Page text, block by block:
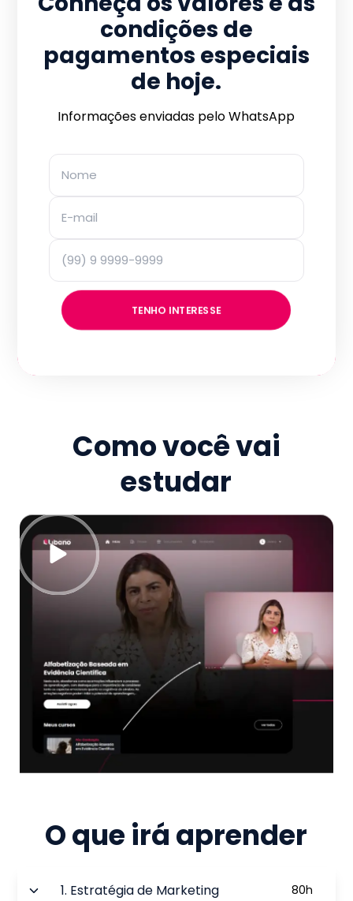
condições de
pagamentos especiais
de hoje.
Informações enviadas pelo WhatsApp
TENHO INTERESSE
Como você vai
estudar
O que irá aprender
1. Estratégia de Marketing 80h